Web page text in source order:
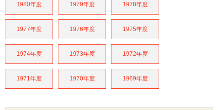
1980年度 1979年度 1978年度
1977年度 1976年度 1975年度
1974年度 1973年度 1972年度
1971年度 1970年度 1969年度